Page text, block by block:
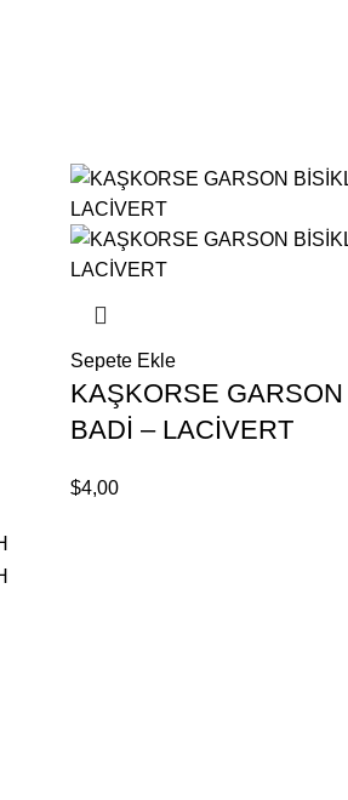
Sepete Ekle
KAŞKORSE
BADİ – LACİVERT
$4,00